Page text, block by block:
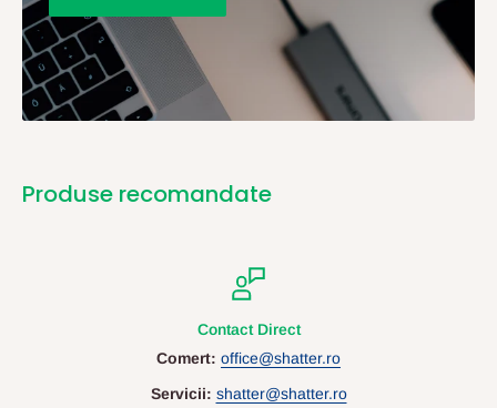
Produse recomandate
Contact Direct
Comert: office@shatter.ro
Servicii: shatter@shatter.ro